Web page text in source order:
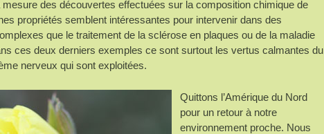
mesure des découvertes effectuées sur la composition chimique de
propriétés semblent intéressantes pour intervenir dans des
que le traitement de la sclérose en plaques ou de la maladie
ces deux derniers exemples ce sont surtout les vertus calmantes du
nerveux qui sont exploitées.
Quittons l’Amérique du Nord
pour un retour à notre
environnement proche. Nous